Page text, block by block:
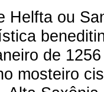
Helfta ou
de
mosteiro